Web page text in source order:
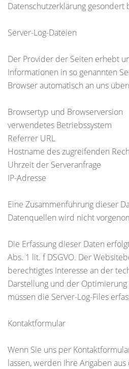
Datenschutzerklärung gesondert
Server-Log-Dateien
Der Provider der Seiten erhebt
Informationen in so genannten
Browser automatisch an uns
Browsertyp und Browserversion
verwendetes Betriebssystem
Referrer URL
Hostname des zugreifenden
Uhrzeit der Serveranfrage
IP-Adresse
Eine Zusammenführung dieser
Datenquellen wird nicht
Die Erfassung dieser Daten
Abs. 1 lit. f DSGVO. Der
berechtigtes Interesse an der
Darstellung und der
müssen die Server-Log-Files
Kontaktformular
Wenn Sie uns per
lassen, werden Ihre Angaben aus